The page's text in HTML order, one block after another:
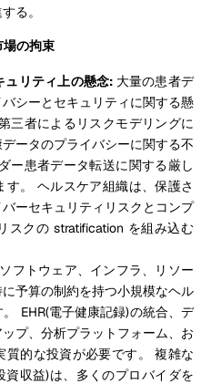
る。
の拘束
ュリティ上の懸念: 大量の患者デ
シーとセキュリティに関する懸
三者によるリスクモデリングに
ータのプライバシーに関する不
ー患者データ転送に関する厳し
。 ヘルスケア組織は、保護さ
ーセキュリティリスクとコンプ
スクの stratification を組み込む
フトウェア、インフラ、リソー
予算の制約を持つ小規模なヘル
EHR(電子健康記録)の統合、デ
プ、分析プラットフォーム、お
質的な投資が必要です。 複雑な
資収益)は、多くのプロバイダを